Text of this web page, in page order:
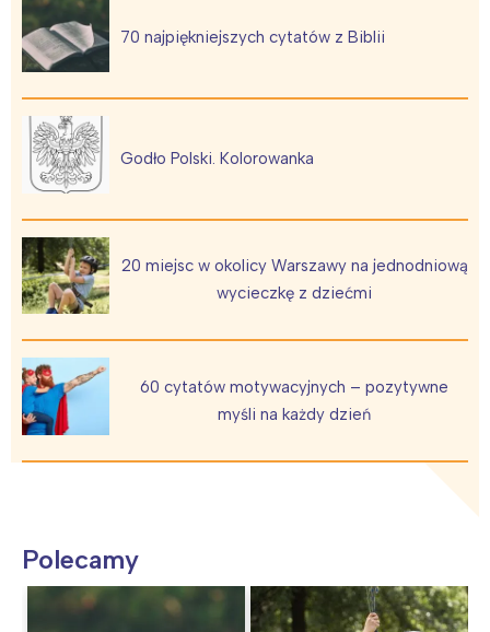
70 najpiękniejszych cytatów z Biblii
Godło Polski. Kolorowanka
20 miejsc w okolicy Warszawy na jednodniową
wycieczkę z dziećmi
60 cytatów motywacyjnych – pozytywne
myśli na każdy dzień
Polecamy